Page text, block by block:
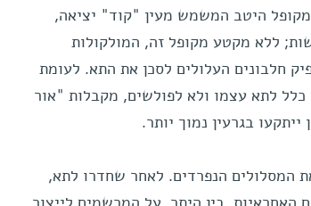
מקופל היטב המשמש מעין "קוד" יציאה,
ללא מקטע מקופל זה, המולקולות
חלבונים העלולים לסכן את התא. לעומת
כלל לתא עצמו ולא לפולשים, מקבלות "אור
בגרעין נמוך יותר.
המסלולים הנפרדים. לאחר שחדרו לתא,